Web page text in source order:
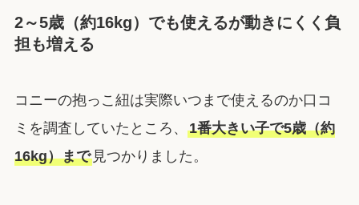
2～5歳（約16kg）でも使えるが動きにくく負
担も増える
コニーの抱っこ紐は実際いつまで使えるのか口コ
ミを調査していたところ、 1番大きい子で5歳（約
16kg）まで見つかりました。